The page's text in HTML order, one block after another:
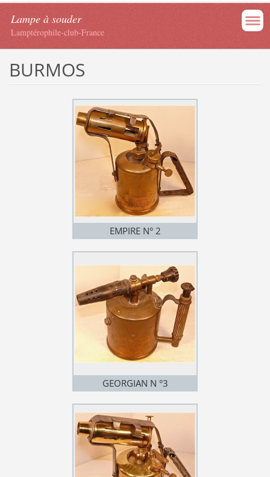
Lampe à souder
Lamptérophile-club-France
BURMOS
EMPIRE N° 2
GEORGIAN N °3